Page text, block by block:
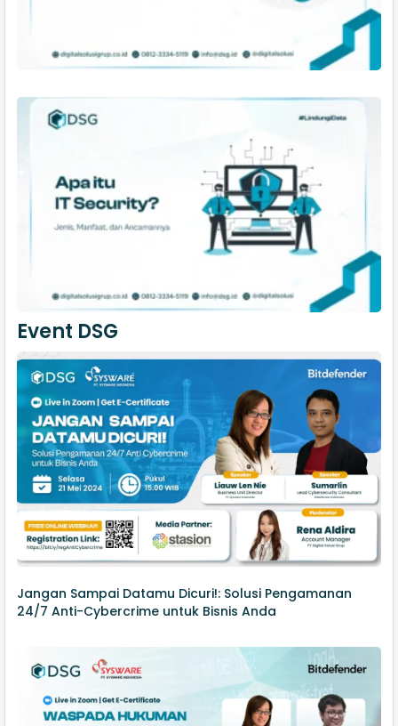
Event DSG
Jangan Sampai Datamu Dicuri!: Solusi Pengamanan
24/7 Anti-Cybercrime untuk Bisnis Anda